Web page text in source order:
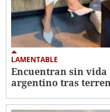
LAMENTABLE
Encuentran sin vida
argentino tras